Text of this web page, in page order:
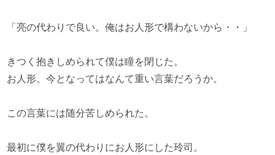
「亮の代わりで良い。俺はお人形で構わないから・・」
きつく抱きしめられて僕は瞳を閉じた。
お人形。今となってはなんて重い言葉だろうか。
この言葉には随分苦しめられた。
最初に僕を翼の代わりにお人形にした玲司。